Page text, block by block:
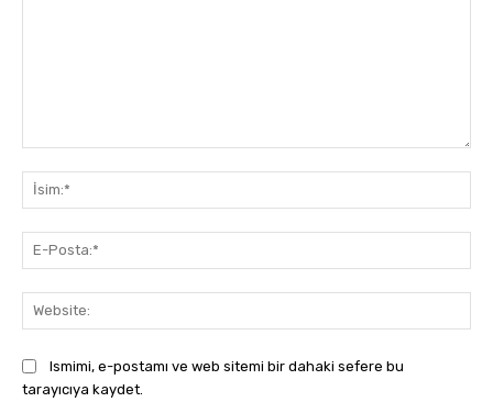
Ismimi, e-postamı ve web sitemi bir dahaki sefere bu
tarayıcıya kaydet.